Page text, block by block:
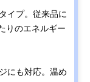
イプ。従来品に
りのエネルギー
にも対応。温め